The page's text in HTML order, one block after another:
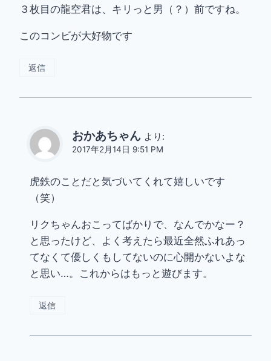
３枚目の龍空君は、キリっと男（？）前ですね。
このコンビが大好物です
返信
おかあちゃん より:
2017年2月14日 9:51 PM
虎鉄のことだと気づいてくれて嬉しいです
（笑）
リクちゃんおこってばかりで、なんでかなー？
と思ったけど、よく考えたら最近全然ふれあっ
てなくて優しくもしてないのに心開かないよな
と思い…。これからはもっと遊びます。
返信